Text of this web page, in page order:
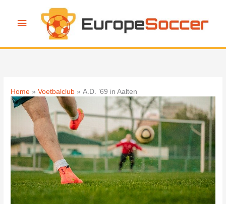
Hoofdmenu
Home Voetbalclub A.D. ’69 in Aalten